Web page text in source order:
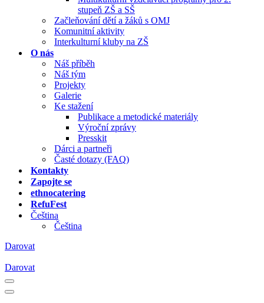
stupeň ZŠ a SŠ
Začleňování dětí a žáků s OMJ
Komunitní aktivity
Interkulturní kluby na ZŠ
O nás
Náš příběh
Náš tým
Projekty
Galerie
Ke stažení
Publikace a metodické materiály
Výroční zprávy
Presskit
Dárci a partneři
Časté dotazy (FAQ)
Kontakty
Zapojte se
ethnocatering
RefuFest
Čeština
Čeština
Darovat
Darovat
Navigační
menu
Navigační